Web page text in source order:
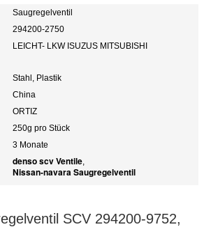
Saugregelventil
294200-2750
LEICHT- LKW ISUZUS MITSUBISHI
Stahl, Plastik
China
ORTIZ
250g pro Stück
3 Monate
denso scv Ventile,
Nissan-navara Saugregelventil
SCV 294200-9752,